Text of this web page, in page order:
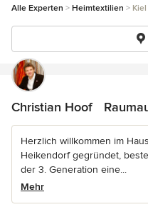
Alle Experten Heimtextilien Kiel
Christian Hoof
Herzlich willkommen im
Heikendorf gegründet,
der 3. Generation eine...
Mehr